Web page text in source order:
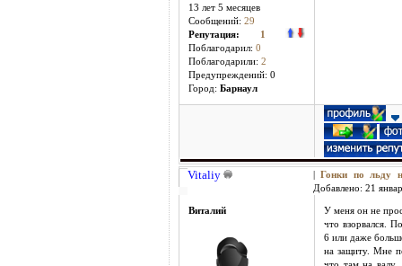
13 лет 5 месяцев
Сообщений: 29
Репутация:
1
Поблагодарил: 0
Поблагодарили: 2
Предупреждений: 0
Город: Барнаул
Vitaliy |Гонки по льду
Добавлено: 21
Виталий
У меня он не
что взорвался.
6 или даже
на защиту. Мне